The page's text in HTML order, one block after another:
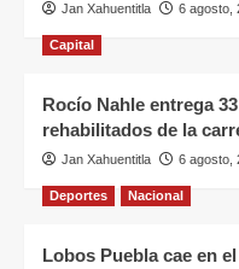
Jan Xahuentitla 6 agosto,
Capital
Rocío Nahle entrega
rehabilitados de la
Jan Xahuentitla 6 agosto,
Deportes Nacional
Lobos Puebla cae en